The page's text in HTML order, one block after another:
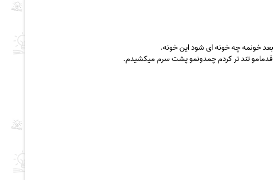
خونمه چه خونه ای شود این خونه‬.
قدمامو تند تر کردم چمدونمو پشت سرم‬ میکشیدم.